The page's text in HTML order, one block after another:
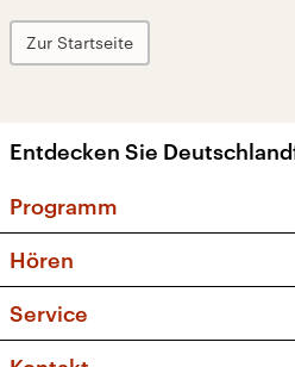
Zur Startseite
Entdecken Sie
Programm
Sendungen und
Musikliste
Hören
Frequenzen (UKW +
Service
FAQ